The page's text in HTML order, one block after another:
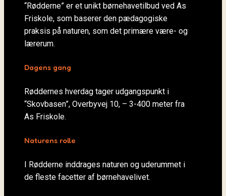
“Rødderne” er et unikt børnehavetilbud ved As
Friskole, som baserer den pædagogiske
praksis på naturen, som det primære være- og
lærerum.
Dagens gang
Røddernes hverdag tager udgangspunkt i
“Skovbasen”, Overbyvej 10, – 3-400 meter fra
As Friskole.
Naturens rolle
I Rødderne inddrages naturen og uderummet i
de fleste facetter af børnehavelivet.